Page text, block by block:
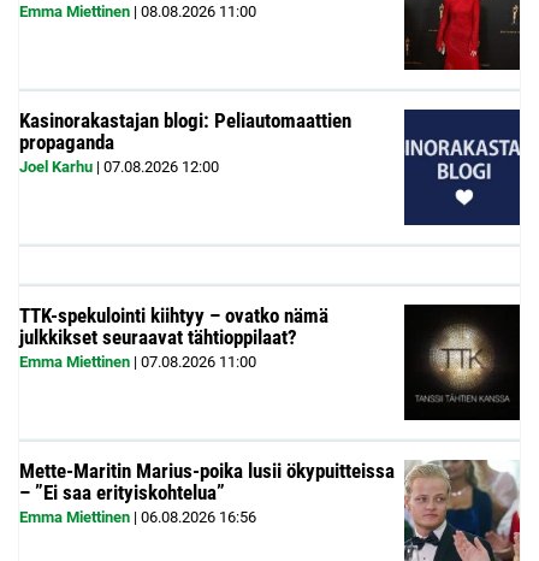
Emma Miettinen | 08.08.2026 11:00
Kasinorakastajan blogi: Peliautomaattien
propaganda
Joel Karhu | 07.08.2026 12:00
TTK-spekulointi kiihtyy – ovatko nämä
julkkikset seuraavat tähtioppilaat?
Emma Miettinen | 07.08.2026 11:00
Mette-Maritin Marius-poika lusii ökypuitteissa
– ”Ei saa erityiskohtelua”
Emma Miettinen | 06.08.2026 16:56